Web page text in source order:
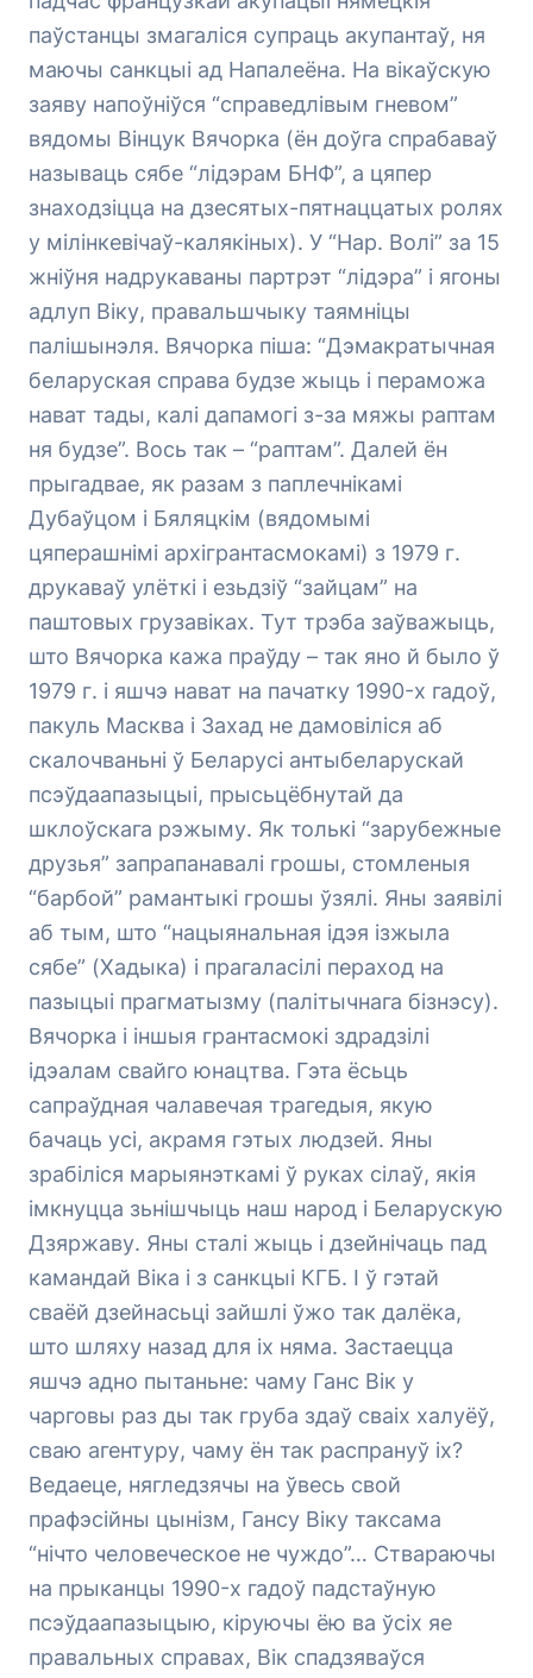
паўстанцы змагаліся супраць акупантаў, ня
маючы санкцыі ад Напалеёна. На вікаўскую
заяву напоўніўся “справедлівым гневом”
вядомы Вінцук Вячорка (ён доўга спрабаваў
называць сябе “лідэрам БНФ”, а цяпер
знаходзіцца на дзесятых-пятнаццатых ролях
у мілінкевічаў-калякіных). У “Нар. Волі” за 15
жніўня надрукаваны партрэт “лідэра” і ягоны
адлуп Віку, правальшчыку таямніцы
палішынэля. Вячорка піша: “Дэмакратычная
беларуская справа будзе жыць і пераможа
нават тады, калі дапамогі з-за мяжы раптам
ня будзе”. Вось так – “раптам”. Далей ён
прыгадвае, як разам з паплечнікамі
Дубаўцом і Бяляцкім (вядомымі
цяперашнімі архігрантасмокамі) з 1979 г.
друкаваў улёткі і езьдзіў “зайцам” на
паштовых грузавіках. Тут трэба заўважыць,
што Вячорка кажа праўду – так яно й было ў
1979 г. і яшчэ нават на пачатку 1990-х гадоў,
пакуль Масква і Захад не дамовіліся аб
скалочваньні ў Беларусі антыбеларускай
псэўдаапазыцыі, прысьцёбнутай да
шклоўскага рэжыму. Як толькі “зарубежные
друзья” запрапанавалі грошы, стомленыя
“барбой” рамантыкі грошы ўзялі. Яны заявілі
аб тым, што “нацыянальная ідэя ізжыла
сябе” (Хадыка) і прагаласілі пераход на
пазыцыі прагматызму (палітычнага бізнэсу).
Вячорка і іншыя грантасмокі здрадзілі
ідэалам свайго юнацтва. Гэта ёсьць
сапраўдная чалавечая трагедыя, якую
бачаць усі, акрамя гэтых людзей. Яны
зрабіліся марыянэткамі ў руках сілаў, якія
імкнуцца зьнішчыць наш народ і Беларускую
Дзяржаву. Яны сталі жыць і дзейнічаць пад
камандай Віка і з санкцыі КГБ. І ў гэтай
сваёй дзейнасьці зайшлі ўжо так далёка,
што шляху назад для іх няма. Застаецца
яшчэ адно пытаньне: чаму Ганс Вік у
чарговы раз ды так груба здаў сваіх халуёў,
сваю агентуру, чаму ён так распрануў іх?
Ведаеце, нягледзячы на ўвесь свой
прафэсійны цынізм, Гансу Віку таксама
“нічто человеческое не чуждо”… Ствараючы
на прыканцы 1990-х гадоў падстаўную
псэўдаапазыцыю, кіруючы ёю ва ўсіх яе
правальных справах, Вік спадзяваўся